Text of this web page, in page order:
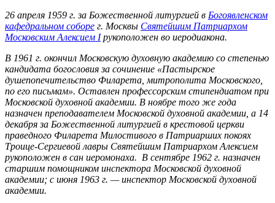
26 апреля 1959 г. за Божественной литургией в Богоявленском
кафедральном соборе г. Москвы Святейшим Патриархом
Московским Алексием Iрукоположен во иеродиакона.
В 1961 г. окончил Московскую духовную академию со степенью
кандидата богословия за сочинение «Пастырское
душепопечительство Филарета, митрополита Московского,
по его письмам». Оставлен профессорским стипендиатом при
Московской духовной академии. В ноябре того же года
назначен преподавателем Московской духовной академии, а 14
декабря за Божественной литургией в крестовой церкви
праведного Филарета Милостивого в Патриарших покоях
Троице-Сергиевой лавры Святейшим Патриархом Алексием
рукоположен в сан иеромонаха. В сентябре 1962 г. назначен
старшим помощником инспектора Московской духовной
академии; с июня 1963 г. — инспектор Московской духовной
академии.